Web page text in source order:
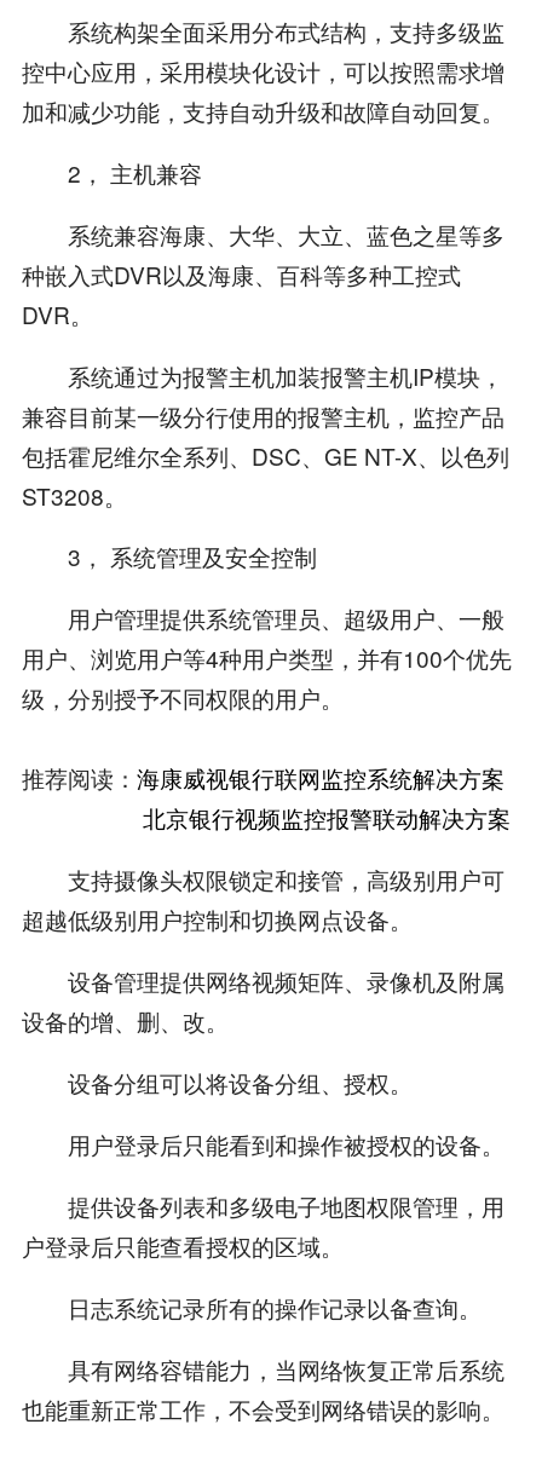
系统构架全面采用分布式结构，支持多级监
控中心应用，采用模块化设计，可以按照需求增
加和减少功能，支持自动升级和故障自动回复。
2， 主机兼容
系统兼容海康、大华、大立、蓝色之星等多
种嵌入式DVR以及海康、百科等多种工控式
DVR。
系统通过为报警主机加装报警主机IP模块，
兼容目前某一级分行使用的报警主机，监控产品
包括霍尼维尔全系列、DSC、GE NT-X、以色列
ST3208。
3， 系统管理及安全控制
用户管理提供系统管理员、超级用户、一般
用户、浏览用户等4种用户类型，并有100个优先
级，分别授予不同权限的用户。
推荐阅读： 海康威视银行联网监控系统解决方案
北京银行视频监控报警联动解决方案
支持摄像头权限锁定和接管，高级别用户可
超越低级别用户控制和切换网点设备。
设备管理提供网络视频矩阵、录像机及附属
设备的增、删、改。
设备分组可以将设备分组、授权。
用户登录后只能看到和操作被授权的设备。
提供设备列表和多级电子地图权限管理，用
户登录后只能查看授权的区域。
日志系统记录所有的操作记录以备查询。
具有网络容错能力，当网络恢复正常后系统
也能重新正常工作，不会受到网络错误的影响。